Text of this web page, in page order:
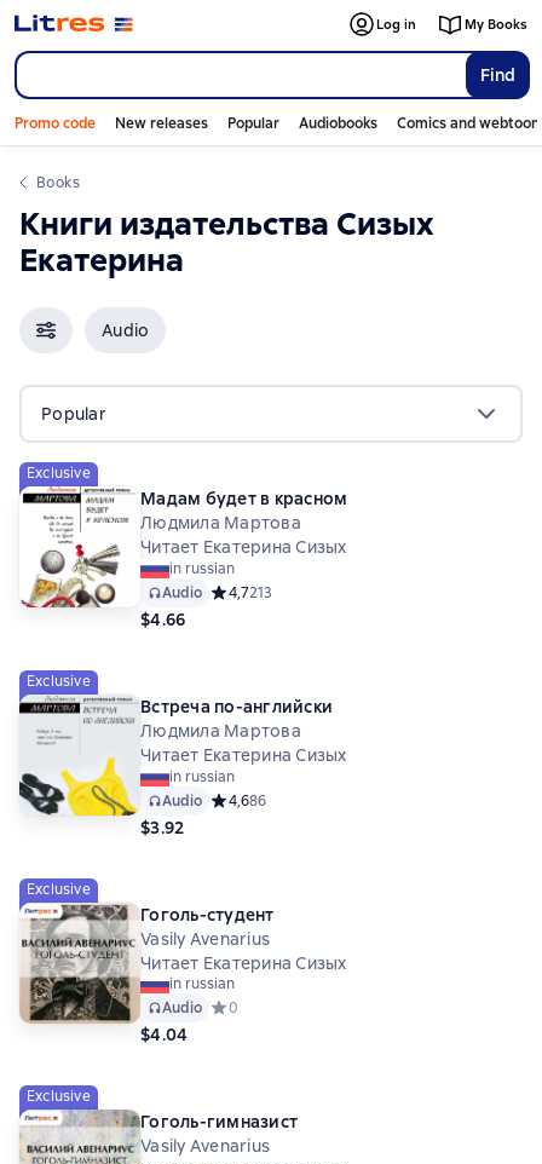
Find
Log in My Books
Promo code New releases Popular Audiobooks Comics and
Books
Книги издательства Сизых
Екатерина
Audio
Popular
Exclusive
Мадам будет в красном
Людмила Мартова
Читает Екатерина Сизых
in russian
Audio Средний рейтинг 4,7 на основе 213 оценок
4,7213
$4.66
Exclusive
Встреча по-английски
Людмила Мартова
Читает Екатерина Сизых
in russian
Audio Средний рейтинг 4,6 на основе 86 оценок
4,686
$3.92
Exclusive
Гоголь-студент
Vasily Avenarius
Читает Екатерина Сизых
in russian
Audio Средний рейтинг 0 на основе 0 оценок
0
$4.04
Exclusive
Гоголь-гимназист
Vasily Avenarius